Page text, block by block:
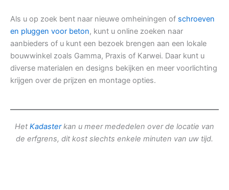
Als u op zoek bent naar nieuwe omheiningen of schroeven
en pluggen voor beton, kunt u online zoeken naar
aanbieders of u kunt een bezoek brengen aan een lokale
bouwwinkel zoals Gamma, Praxis of Karwei. Daar kunt u
diverse materialen en designs bekijken en meer voorlichting
krijgen over de prijzen en montage opties.
Het Kadasterkan u meer mededelen over de locatie van
de erfgrens, dit kost slechts enkele minuten van uw tijd.